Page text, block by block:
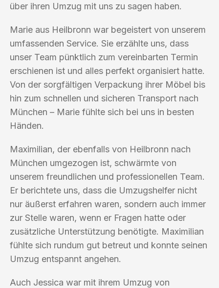
über ihren Umzug mit uns zu sagen haben.
Marie aus Heilbronn war begeistert von unserem
umfassenden Service. Sie erzählte uns, dass
unser Team pünktlich zum vereinbarten Termin
erschienen ist und alles perfekt organisiert hatte.
Von der sorgfältigen Verpackung ihrer Möbel bis
hin zum schnellen und sicheren Transport nach
München – Marie fühlte sich bei uns in besten
Händen.
Maximilian, der ebenfalls von Heilbronn nach
München umgezogen ist, schwärmte von
unserem freundlichen und professionellen Team.
Er berichtete uns, dass die Umzugshelfer nicht
nur äußerst erfahren waren, sondern auch immer
zur Stelle waren, wenn er Fragen hatte oder
zusätzliche Unterstützung benötigte. Maximilian
fühlte sich rundum gut betreut und konnte seinen
Umzug entspannt angehen.
Auch Jessica war mit ihrem Umzug von